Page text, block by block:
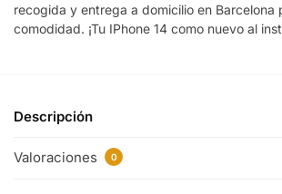
recogida y entrega a domicilio en Barcelona
comodidad. ¡Tu IPhone 14 como nuevo al
Descripción
Valoraciones 0